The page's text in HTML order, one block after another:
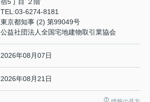
TEL:03-6274-8181
東京都知事 (2) 第99049号
公益社団法人全国宅地建物取引業協会
2026年08月07日
2026年08月21日